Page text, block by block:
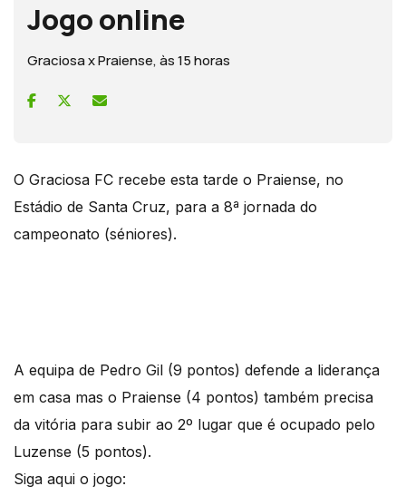
Jogo online
Graciosa x Praiense, às 15 horas
O Graciosa FC recebe esta tarde o Praiense, no
Estádio de Santa Cruz, para a 8ª jornada do
campeonato (séniores).
A equipa de Pedro Gil (9 pontos) defende a liderança
em casa mas o Praiense (4 pontos) também precisa
da vitória para subir ao 2º lugar que é ocupado pelo
Luzense (5 pontos).
Siga aqui o jogo: